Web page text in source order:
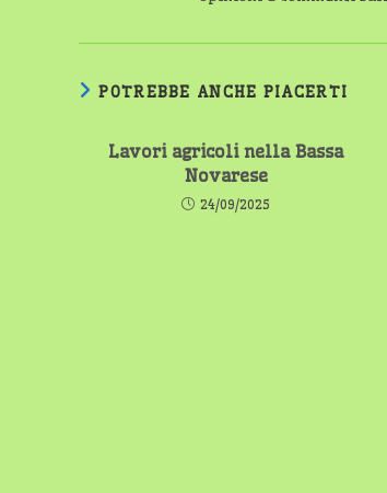
POTREBBE ANCHE PIACERTI
Lavori agricoli nella Bassa
Novarese
24/09/2025